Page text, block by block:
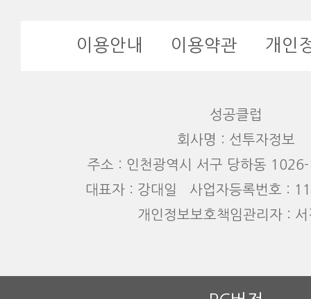
이용안내 이용약관 개인
성공클럽
회사명 : 선투자정보
주소 : 인천광역시 서구 당하동
대표자 : 강대일 사업자등록번호 :
개인정보보호책임관리자 : 서